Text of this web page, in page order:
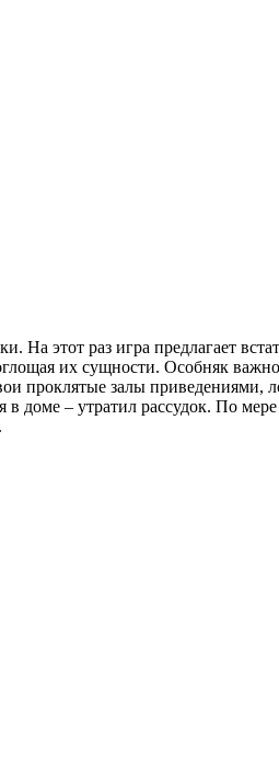
На этот раз игра предлагает
их сущности. Особняк
проклятые залы
доме – утратил рассудок. По